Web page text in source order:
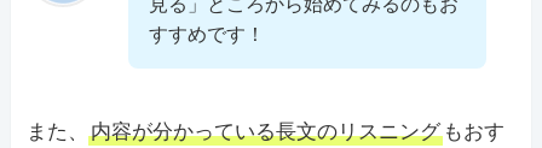
すすめです！
また、内容が分かっている長文のリスニング もおす